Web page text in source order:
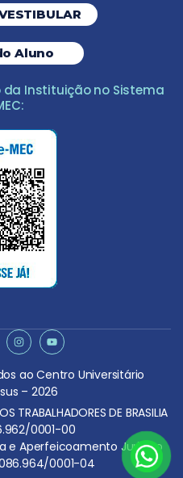
Aluno
Instituição no Sistema
ao Centro Universitário
– 2026
TRABALHADORES DE BRASILIA
0001-00
e Aperfeicoamento Juridico
0001-04